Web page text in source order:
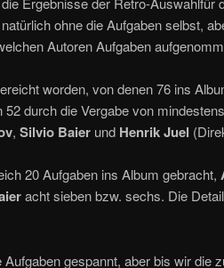
ohne die Aufgaben selbst,
Autoren Aufgaben
worden, von denen 76 ins
durch die Vergabe von
, Silvio Baier und Henrik Juel
20 Aufgaben ins Album gebracht,
acht sieben bzw. sechs. Die
Aufgaben gespannt, aber bis wir die